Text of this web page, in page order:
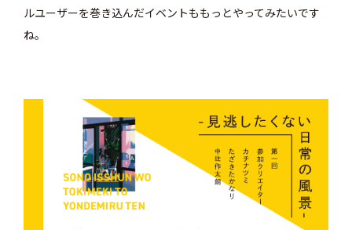
ルユーザーを巻き込んだイベントももっとやってみたいです
ね。